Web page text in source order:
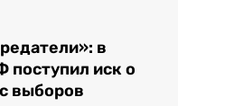
в
поступил иск о
выборов